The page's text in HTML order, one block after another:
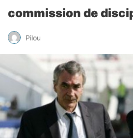
commission de
Pilou